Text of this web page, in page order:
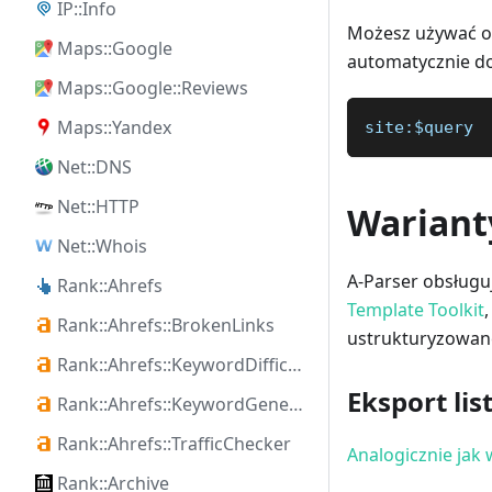
IP::Info
Maps::Google
Maps::Google::Reviews
Maps::Yandex
Net::DNS
Net::HTTP
Net::Whois
Rank::Ahrefs
Rank::Ahrefs::BrokenLinks
Rank::Ahrefs::KeywordDifficulty
Rank::Ahrefs::KeywordGenerator
Rank::Ahrefs::TrafficChecker
Rank::Archive
Możesz używać
automatycznie
site:$query
A-Parser
Template Toolkit
Eksport
Analogicznie jak